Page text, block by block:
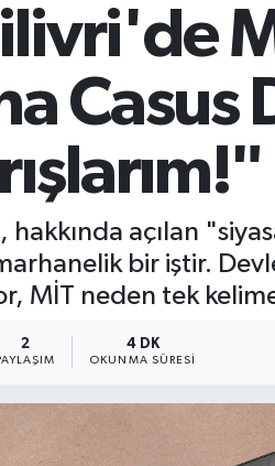
Casus
hakkında açılan
bir iştir.
MİT neden tek
2 4 DK
OKUNMA SÜRESI